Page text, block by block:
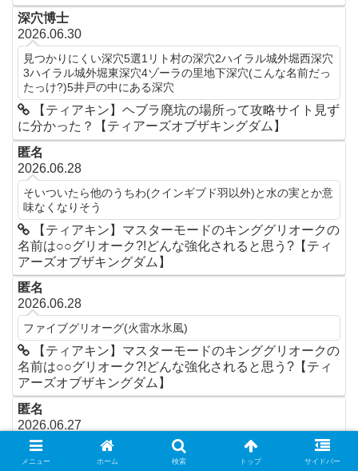
深穴博士
2026.06.30
見つかりにくい深穴5選1リト村の深穴2ハイラル城外堀西深穴
3ハイラル城外堀東深穴4ゾーラの里地下深穴(こんな名前だっ
たっけ?)5井戸の中にある深穴
【ティアキン】ヘブラ廃坑の場所って攻略サイト見ず
に分かった？【ティアーズオブザキングダム】
匿名
2026.06.28
そいついたら他のうちわ(クインギブド羽以外)と水の実とか意
味なくなりそう
【ティアキン】マスターモードのキンググリオークの
名前は○○グリオーク?!どんな強化されると思う?【ティ
アーズオブザキングダム】
匿名
2026.06.28
ファイブグリオーグ(火雷水氷風)
【ティアキン】マスターモードのキンググリオークの
名前は○○グリオーク?!どんな強化されると思う?【ティ
アーズオブザキングダム】
匿名
2026.06.27
別に10才でもできるよ？
メニュー ホーム 検索 トップ サイドバー